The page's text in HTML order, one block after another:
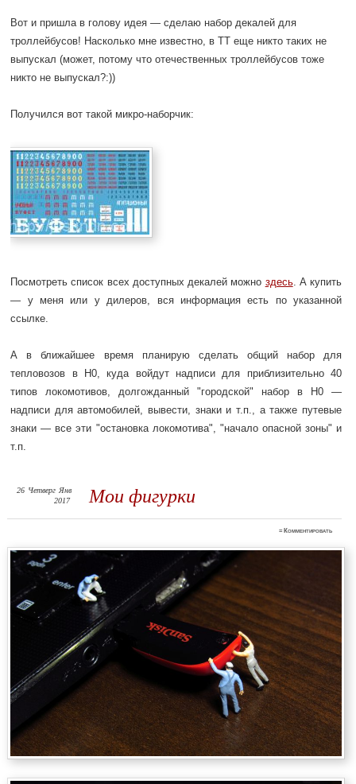
Вот и пришла в голову идея — сделаю набор декалей для
троллейбусов! Насколько мне известно, в ТТ еще никто таких не
выпускал (может, потому что отечественных троллейбусов тоже
никто не выпускал?:))
Получился вот такой микро-наборчик:
Посмотреть список всех доступных декалей можно здесь. А купить
— у меня или у дилеров, вся информация есть по указанной
ссылке.
А в ближайшее время планирую сделать общий набор для
тепловозов в H0, куда войдут надписи для приблизительно 40
типов локомотивов, долгожданный "городской" набор в H0 —
надписи для автомобилей, вывести, знаки и т.п., а также путевые
знаки — все эти "остановка локомотива", "начало опасной зоны" и
т.п.
Мои фигурки
26 Четверг Янв
2017
≈Комментировать